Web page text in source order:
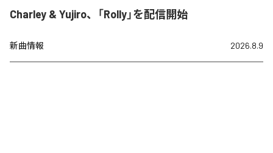
Charley & Yujiro、「Rolly」を配信開始
新曲情報 2026.8.9